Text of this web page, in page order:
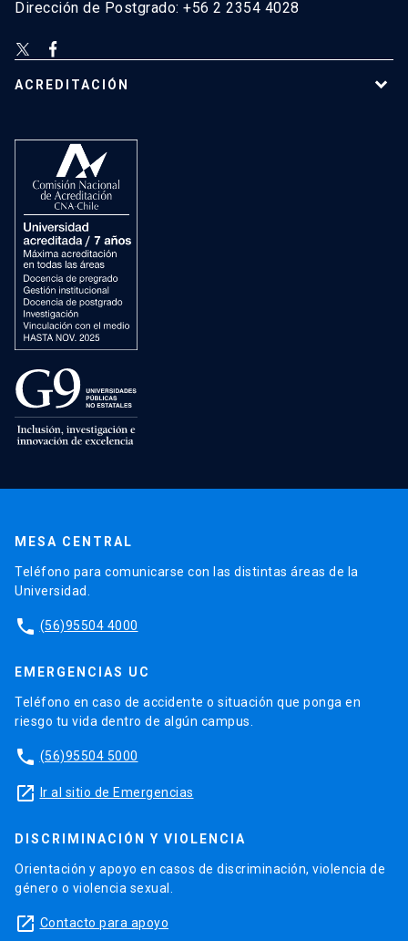
Dirección de Postgrado: +56 2 2354 4028
ACREDITACIÓN
MESA CENTRAL
Teléfono para comunicarse con las distintas áreas de la
Universidad.
phone (56)95504 4000
EMERGENCIAS UC
Teléfono en caso de accidente o situación que ponga en
riesgo tu vida dentro de algún campus.
phone (56)95504 5000
launch Ir al sitio de Emergencias
DISCRIMINACIÓN Y VIOLENCIA
Orientación y apoyo en casos de discriminación, violencia de
género o violencia sexual.
launch Contacto para apoyo